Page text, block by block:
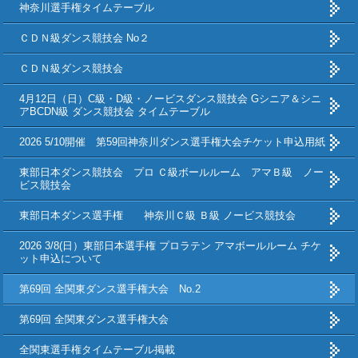
神奈川選手権タイムテーブル
ＣＤＮ級ダンス競技会 No２
ＣＤＮ級ダンス競技会
4月12日（日）C級・D級・ノービスダンス競技会 Gシニア＆シニ
アBCDN級 ダンス競技会 タイムテーブル
2026 5/10開催 第59回神奈川ダンス選手権大会チケット申込用紙
東部日本ダンス競技会 プロ Ｃ級ボールルーム アマＢ級 ノー
ビス競技会
東部日本ダンス選手権 神奈川Ｃ級 Ｂ級 ノービス競技会
2026 3/8(日）東部日本選手権 プロラテン アマボールルーム チケ
ット申込について
第69回 全関東ダンス選手権大会 No.2
第69回 全関東ダンス選手権大会
全関東選手権タイムテーブル掲載